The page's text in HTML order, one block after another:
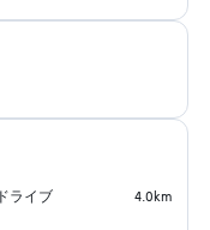
ライブ 4.0km